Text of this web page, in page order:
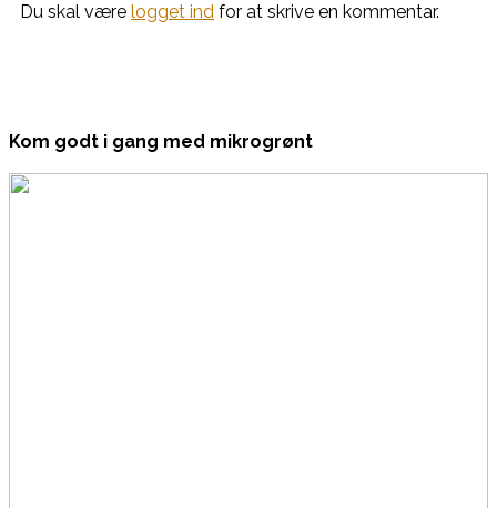
Du skal være logget ind for at skrive en kommentar.
Kom godt i gang med mikrogrønt